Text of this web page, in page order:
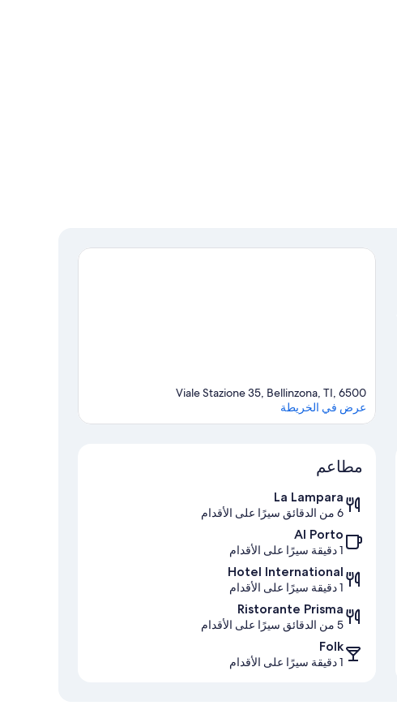
Viale Stazione 35, Bellinzona, TI, 6500
عرض في الخريطة
مطاعم
La Lampara
6 من الدقائق سيرًا على الأقدام
Al Porto
1 دقيقة سيرًا على الأقدام
Hotel International
1 دقيقة سيرًا على الأقدام
Ristorante Prisma
5 من الدقائق سيرًا على الأقدام
Folk
1 دقيقة سيرًا على الأقدام